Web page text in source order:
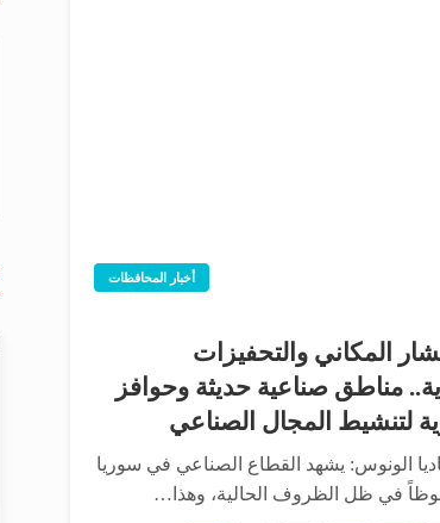
أخبار المحافظات
المكاني والتحفيزات
مناطق صناعية حديثة وحوافز
لتنشيط المجال الصناعي
الونوس: يشهد القطاع الصناعي في سوريا
في ظل الظروف الحالية، وهذا…